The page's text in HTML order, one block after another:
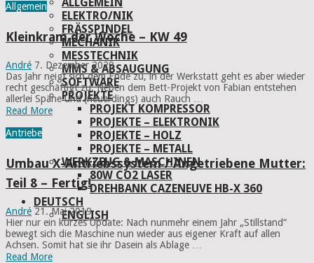
ELEKTRO/NIK
FRÄSSPINDEL
MECHANIK
MESSTECHNIK
MMS & ABSAUGUNG
SOFTWARE
PROJEKTE
PROJEKT KOMPRESSOR
PROJEKTE – ELEKTRONIK
PROJEKTE – HOLZ
PROJEKTE – METALL
WERKZEUG & MASCHINEN
80W CO2 LASER
DREHBANK CAZENEUVE HB-X 360
DEUTSCH
ENGLISH
Allgemein
Kleinkram der Woche – KW 49
André 7. Dezember 2020
Das Jahr neigt sich dem Ende zu, in der Werkstatt geht es aber wieder
recht geschäftigt zu. Neben dem Bett-Projekt von Fabian entstehen
allerlei Späne und (neuerdings) auch Rauch …
Read More
Antriebe
Umbau X-Antriebssystem / Angetriebene Mutter:
Teil 8 – Fertig!
André 21. Mai 2019
Hier nur ein kurzes Update: Nach nunmehr einem Jahr „Stillstand“
bewegt sich die Maschine nun wieder aus eigener Kraft auf allen
Achsen. Somit hat sie ihr Dasein als Ablage …
Read More